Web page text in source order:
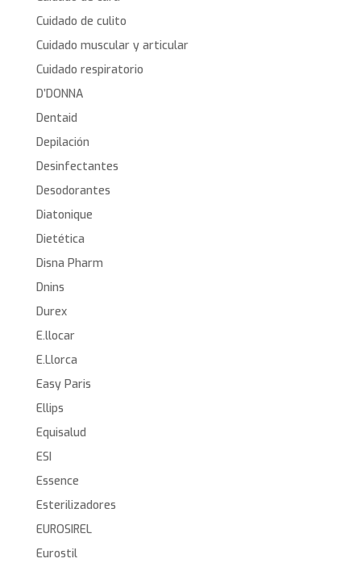
Cuidado de culito
Cuidado muscular y articular
Cuidado respiratorio
D’DONNA
Dentaid
Depilación
Desinfectantes
Desodorantes
Diatonique
Dietética
Disna Pharm
Dnins
Durex
E.llocar
E.Llorca
Easy Paris
Ellips
Equisalud
ESI
Essence
Esterilizadores
EUROSIREL
Eurostil